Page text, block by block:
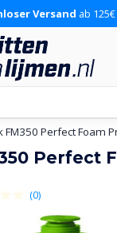
Versand ab 125€
FM350 Perfect Foam
Perfect
(0)